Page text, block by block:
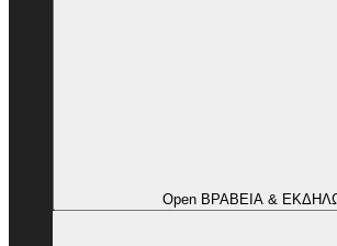
Open ΒΡΑΒΕΙΑ &